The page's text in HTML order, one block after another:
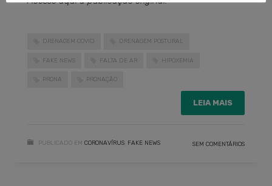
DRENAGEM COVID DRENAGEM POSTURAL
FAKE NEWS FALTA DE AR HIPOXEMIA
PRONA PRONAÇÃO
LEIA MAIS
PUBLICADO EM CORONAVÍRUS FAKE NEWS SEM COMENTÁRIOS